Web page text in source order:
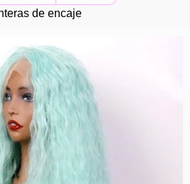
de encaje
de Safari.
A LA PANTALLA DE INICIO
ahora está instalado como APLICACIÓN